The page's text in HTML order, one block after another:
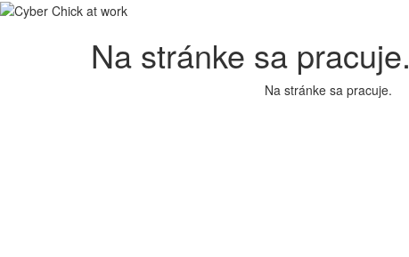
Na stránke sa pracuje.
Na stránke sa pracuje.